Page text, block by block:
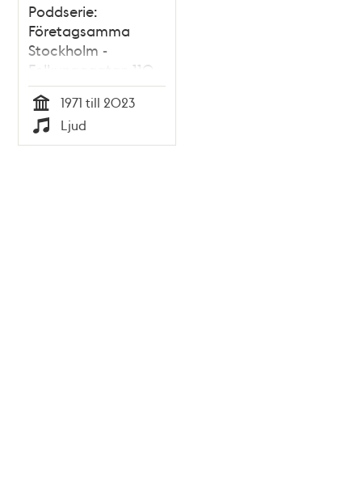
Poddserie:
Företagsamma
Stockholm -
Folkungagatan 110,
Fernando Di Luca
Tid
1971 till 2023
Typ
Ljud